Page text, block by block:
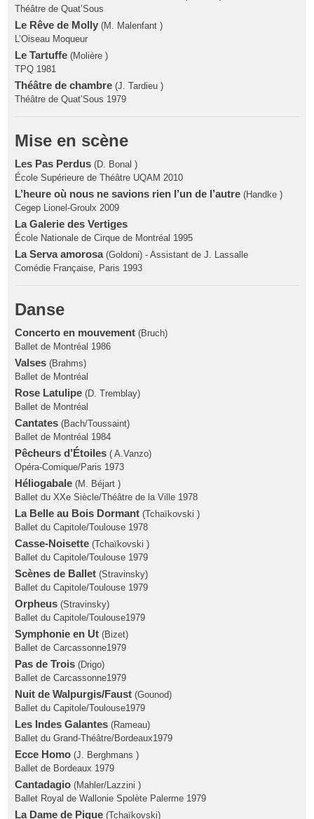
Théâtre de Quat’Sous
Le Rêve de Molly(M. Malenfant )
L’Oiseau Moqueur
Le Tartuffe(Molière )
TPQ 1981
Théâtre de chambre(J. Tardieu )
Théâtre de Quat’Sous 1979
Mise en scène
Les Pas Perdus(D. Bonal )
École Supérieure de Théâtre UQAM 2010
L’heure où nous ne savions rien l’un de l’autre(Handke )
Cegep Lionel-Groulx 2009
La Galerie des Vertiges
École Nationale de Cirque de Montréal 1995
La Serva amorosa(Goldoni) - Assistant de J. Lassalle
Comédie Française, Paris 1993
Danse
Concerto en mouvement(Bruch)
Ballet de Montréal 1986
Valses(Brahms)
Ballet de Montréal
Rose Latulipe(D. Tremblay)
Ballet de Montréal
Cantates(Bach/Toussaint)
Ballet de Montréal 1984
Pêcheurs d’Étoiles ( A.Vanzo)
Opéra-Comique/Paris 1973
Héliogabale (M. Béjart )
Ballet du XXe Siècle/Théâtre de la Ville 1978
La Belle au Bois Dormant (Tchaïkovski )
Ballet du Capitole/Toulouse 1978
Casse-Noisette(Tchaïkovski )
Ballet du Capitole/Toulouse 1979
Scènes de Ballet(Stravinsky)
Ballet du Capitole/Toulouse 1979
Orpheus(Stravinsky)
Ballet du Capitole/Toulouse1979
Symphonie en Ut(Bizet)
Ballet de Carcassonne1979
Pas de Trois (Drigo)
Ballet de Carcassonne1979
Nuit de Walpurgis/Faust (Gounod)
Ballet du Capitole/Toulouse1979
Les Indes Galantes(Rameau)
Ballet du Grand-Théâtre/Bordeaux1979
Ecce Homo(J. Berghmans )
Ballet de Bordeaux 1979
Cantadagio(Mahler/Lazzini )
Ballet Royal de Wallonie Spolète Palerme 1979
La Dame de Pique (Tchaïkovski)